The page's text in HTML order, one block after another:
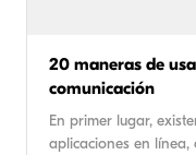
20 maneras de
comunicación
En primer lugar,
aplicaciones en línea,